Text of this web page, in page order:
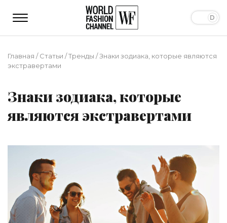
Главная /Статьи /Тренды /Знаки зодиака, которые являются
экстравертами
Знаки зодиака, которые
являются экстравертами